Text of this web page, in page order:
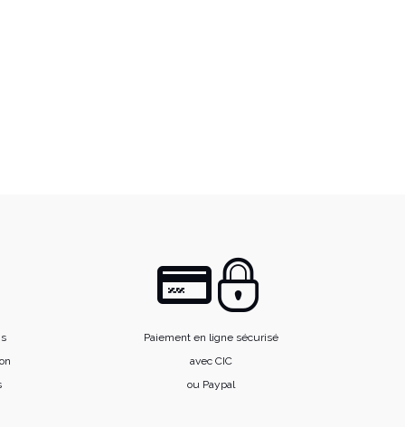
Paiement en ligne sécurisé
avec CIC
ou Paypal